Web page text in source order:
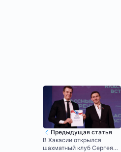
Предыдущая статья
В Хакасии открылся
шахматный клуб Сергея